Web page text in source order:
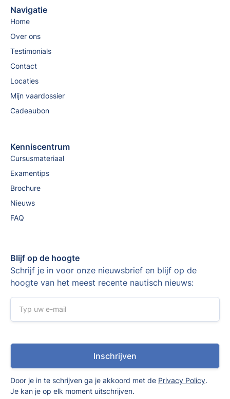
Navigatie
Home
Over ons
Testimonials
Contact
Locaties
Mijn vaardossier
Cadeaubon
Kenniscentrum
Cursusmateriaal
Examentips
Brochure
Nieuws
FAQ
Blijf op de hoogte
Schrijf je in voor onze nieuwsbrief en blijf op de
hoogte van het meest recente nautisch nieuws:
Door je in te schrijven ga je akkoord met de Privacy Policy.
Je kan je op elk moment uitschrijven.